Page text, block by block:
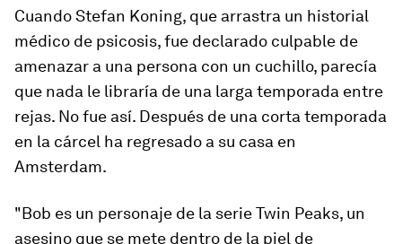
Cuando Stefan Koning, que arrastra un historial
médico de psicosis, fue declarado culpable de
amenazar a una persona con un cuchillo, parecía
que nada le libraría de una larga temporada entre
rejas. No fue así. Después de una corta temporada
en la cárcel ha regresado a su casa en
Amsterdam.
"Bob es un personaje de la serieTwin Peaks, un
asesino que se mete dentro de la piel de